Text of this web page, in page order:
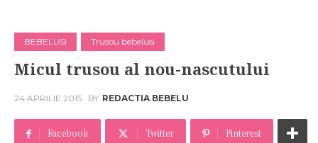
BEBELUSI Trusou bebelusi
Micul trusou al nou-nascutului
24 APRILIE 2015 BY REDACTIA BEBELU
Facebook Twitter Pinterest